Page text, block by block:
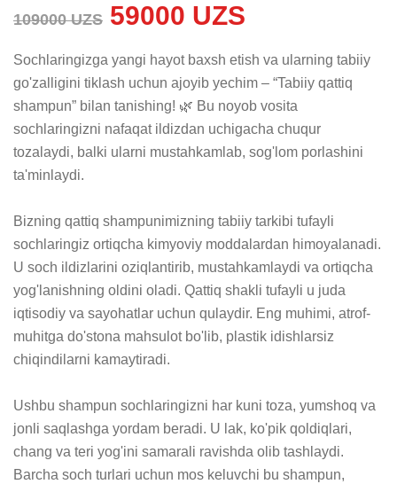
109000 UZS 59000 UZS
Sochlaringizga yangi hayot baxsh etish va ularning tabiiy
go'zalligini tiklash uchun ajoyib yechim – “Tabiiy qattiq
shampun” bilan tanishing! 🌿 Bu noyob vosita
sochlaringizni nafaqat ildizdan uchigacha chuqur
tozalaydi, balki ularni mustahkamlab, sog'lom porlashini
ta'minlaydi.
Bizning qattiq shampunimizning tabiiy tarkibi tufayli
sochlaringiz ortiqcha kimyoviy moddalardan himoyalanadi.
U soch ildizlarini oziqlantirib, mustahkamlaydi va ortiqcha
yog'lanishning oldini oladi. Qattiq shakli tufayli u juda
iqtisodiy va sayohatlar uchun qulaydir. Eng muhimi, atrof-
muhitga do'stona mahsulot bo'lib, plastik idishlarsiz
chiqindilarni kamaytiradi.
Ushbu shampun sochlaringizni har kuni toza, yumshoq va
jonli saqlashga yordam beradi. U lak, ko'pik qoldiqlari,
chang va teri yog'ini samarali ravishda olib tashlaydi.
Barcha soch turlari uchun mos keluvchi bu shampun,